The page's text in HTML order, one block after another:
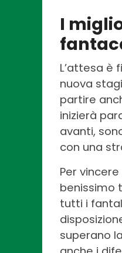
I
L’attesa è
nuova
partire
inizierà
avanti,
con una
Per
benissimo
tutti i
superano